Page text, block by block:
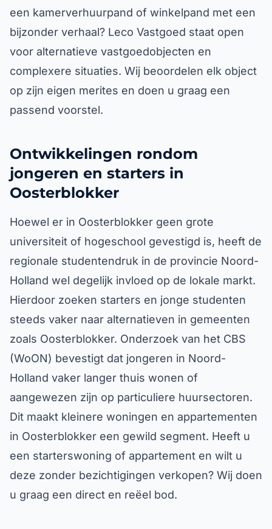
een kamerverhuurpand of winkelpand met een
bijzonder verhaal? Leco Vastgoed staat open
voor alternatieve vastgoedobjecten en
complexere situaties. Wij beoordelen elk object
op zijn eigen merites en doen u graag een
passend voorstel.
Ontwikkelingen rondom
jongeren en starters in
Oosterblokker
Hoewel er in Oosterblokker geen grote
universiteit of hogeschool gevestigd is, heeft de
regionale studentendruk in de provincie Noord-
Holland wel degelijk invloed op de lokale markt.
Hierdoor zoeken starters en jonge studenten
steeds vaker naar alternatieven in gemeenten
zoals Oosterblokker. Onderzoek van het CBS
(WoON) bevestigt dat jongeren in Noord-
Holland vaker langer thuis wonen of
aangewezen zijn op particuliere huursectoren.
Dit maakt kleinere woningen en appartementen
in Oosterblokker een gewild segment. Heeft u
een starterswoning of appartement en wilt u
deze zonder bezichtigingen verkopen? Wij doen
u graag een direct en reëel bod.